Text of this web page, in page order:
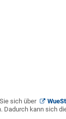
sich über
Dadurch kann sich